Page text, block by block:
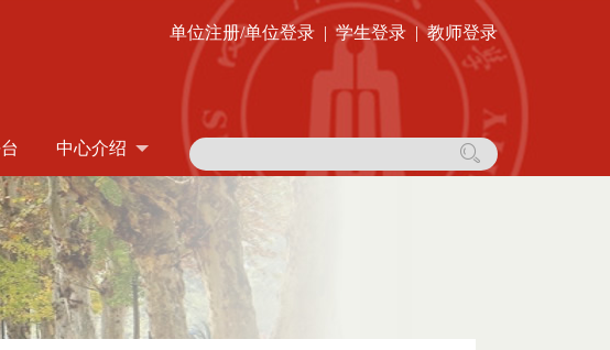
教师登录
|
学生登录
|
单位注册/单位登录
中心介绍